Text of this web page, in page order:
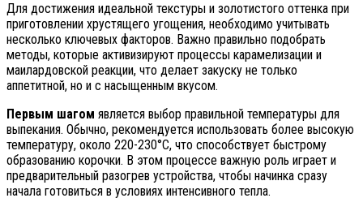
Для достижения идеальной текстуры и золотистого оттенка при
приготовлении хрустящего угощения, необходимо учитывать
несколько ключевых факторов. Важно правильно подобрать
методы, которые активизируют процессы карамелизации и
маилардовской реакции, что делает закуску не только
аппетитной, но и с насыщенным вкусом.
Первым шагом является выбор правильной температуры для
выпекания. Обычно, рекомендуется использовать более высокую
температуру, около 220-230°C, что способствует быстрому
образованию корочки. В этом процессе важную роль играет и
предварительный разогрев устройства, чтобы начинка сразу
начала готовиться в условиях интенсивного тепла.